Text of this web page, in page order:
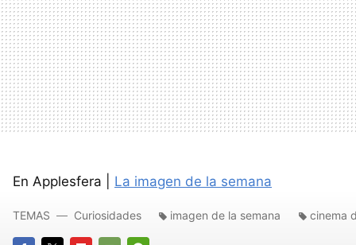
En Applesfera | La imagen de la semana
TEMAS Curiosidades imagen de la semana cinema